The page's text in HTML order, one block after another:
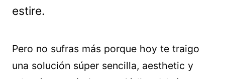
estire.
Pero no sufras más porque hoy te traigo
una solución súper sencilla, aesthetic y